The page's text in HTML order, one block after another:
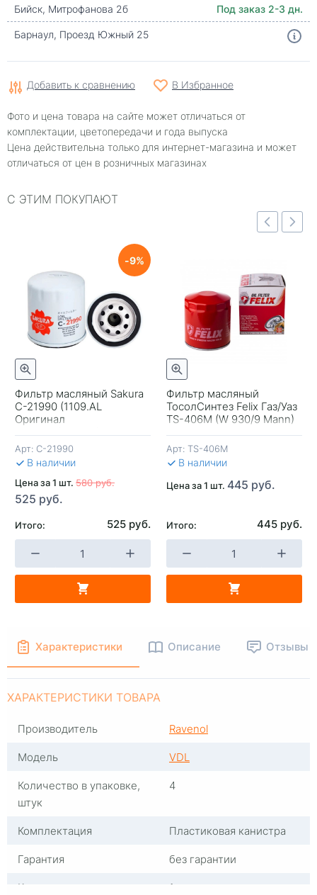
Бийск, Митрофанова 2б
Под заказ 2-3 дн.
Барнаул, Проезд Южный 25
Добавить к сравнению В Избранное
Фото и цена товара на сайте может отличаться от
комплектации, цветопередачи и года выпуска
Цена действительна только для интернет-магазина и может
отличаться от цен в розничных магазинах
С ЭТИМ ПОКУПАЮТ
Фильтр масляный Sakura
C-21990 (1109.AL
Оригинал
Peugeot/Citroen)
9
Арт: C-21990
В наличии
Цена за 1 шт. 580 руб.
525 руб.
Итого: 525 руб.
Фильтр масляный
ТосолСинтез Felix Газ/Уаз
TS-406М (W 930/9 Mann)
Россия
Арт: TS-406М
В наличии
Цена за 1 шт. 445 руб.
Итого: 445 руб.
КОРЗИНУ
+
В КОРЗИНУ
Быстрый просмотр
-
Характеристики Описание Отзывы
ХАРАКТЕРИСТИКИ ТОВАРА
Производитель
Ravenol
Модель
VDL
Количество в упаковке,
штук
4
Комплектация
Пластиковая канистра
Гарантия
без гарантии
Количество, штук
1